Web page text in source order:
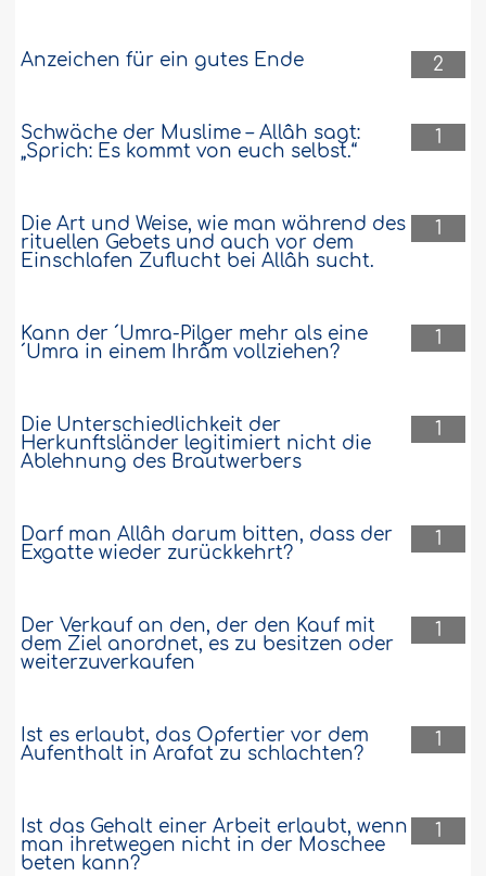
2
Anzeichen für ein gutes Ende
1
Schwäche der Muslime – Allâh sagt:
„Sprich: Es kommt von euch selbst.“
1
Die Art und Weise, wie man während des
rituellen Gebets und auch vor dem
Einschlafen Zuflucht bei Allâh sucht.
1
Kann der ´Umra-Pilger mehr als eine
´Umra in einem Ihrâm vollziehen?
1
Die Unterschiedlichkeit der
Herkunftsländer legitimiert nicht die
Ablehnung des Brautwerbers
1
Darf man Allâh darum bitten, dass der
Exgatte wieder zurückkehrt?
1
Der Verkauf an den, der den Kauf mit
dem Ziel anordnet, es zu besitzen oder
weiterzuverkaufen
1
Ist es erlaubt, das Opfertier vor dem
Aufenthalt in Arafat zu schlachten?
1
Ist das Gehalt einer Arbeit erlaubt, wenn
man ihretwegen nicht in der Moschee
beten kann?